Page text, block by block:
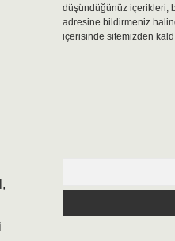
düşündüğünüz içerikleri,
adresine bildirmeniz
içerisinde sitemizden